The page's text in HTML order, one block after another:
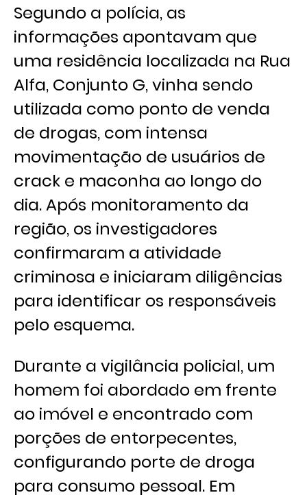
Segundo a polícia, as
informações apontavam que
uma residência localizada na Rua
Alfa, Conjunto G, vinha sendo
utilizada como ponto de venda
de drogas, com intensa
movimentação de usuários de
crack e maconha ao longo do
dia. Após monitoramento da
região, os investigadores
confirmaram a atividade
criminosa e iniciaram diligências
para identificar os responsáveis
pelo esquema.
Durante a vigilância policial, um
homem foi abordado em frente
ao imóvel e encontrado com
porções de entorpecentes,
configurando porte de droga
para consumo pessoal. Em